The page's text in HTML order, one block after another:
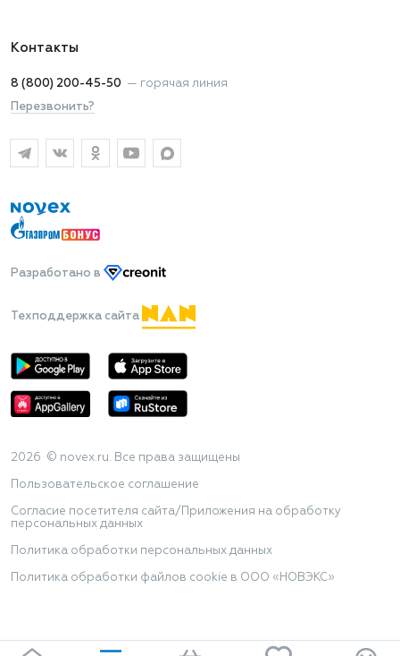
Контакты
8 (800) 200-45-50 — горячая линия
Перезвонить?
Разработано в
Техподдержка сайта
2026 © novex.ru. Все права защищены
Пользовательское соглашение
Согласие посетителя сайта/Приложения на обработку
персональных данных
Политика обработки персональных данных
Политика обработки файлов cookie в ООО «НОВЭКС»